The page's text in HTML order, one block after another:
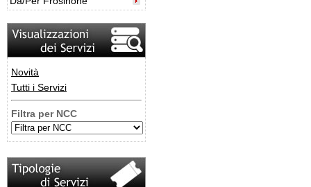
Novità
Tutti i Servizi
Filtra per NCC